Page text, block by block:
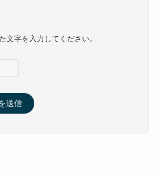
文字を入力してください。